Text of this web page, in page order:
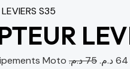
Moto 75د.م. 64د.م.